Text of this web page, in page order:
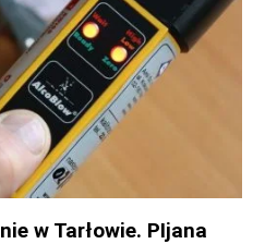
w Tarłowie. PIjana